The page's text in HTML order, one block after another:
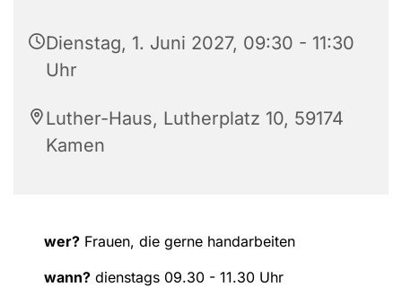
Dienstag, 1. Juni 2027, 09:30 - 11:30
Uhr
Luther-Haus, Lutherplatz 10, 59174
Kamen
wer?Frauen, die gerne handarbeiten
wann?dienstags 09.30 - 11.30 Uhr